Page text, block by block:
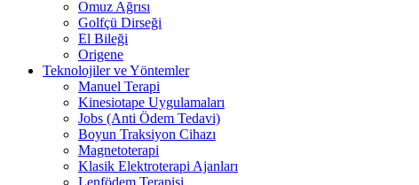
Omuz Ağrısı
Golfçü Dirseği
El Bileği
Origene
Teknolojiler ve Yöntemler
Manuel Terapi
Kinesiotape Uygulamaları
Jobs (Anti Ödem Tedavi)
Boyun Traksiyon Cihazı
Magnetoterapi
Klasik Elektroterapi Ajanları